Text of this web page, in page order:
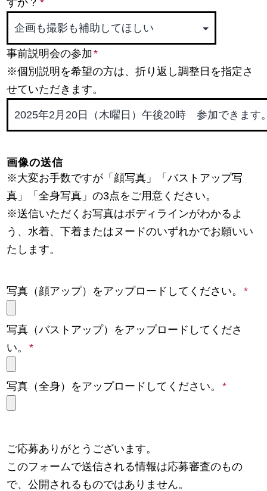
事前説明会の参加*
※個別説明を希望の方は、折り返し調整日を指定さ
せていただきます。
画像の送信
※大変お手数ですが「顔写真」「バストアップ写
真」「全身写真」の3点をご用意ください。
※送信いただくお写真はボディラインがわかるよ
う、水着、下着またはヌードのいずれかでお願いい
たします。
写真（顔アップ）をアップロードしてください。 *
写真（バストアップ）をアップロードしてくださ
い。 *
写真（全身）をアップロードしてください。 *
ご応募ありがとうございます。
このフォームで送信される情報は応募審査のもの
で、公開されるものではありません。